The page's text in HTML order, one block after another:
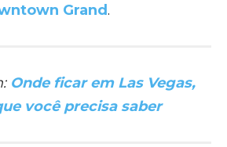
Grand.
Onde ficar em Las Vegas,
você precisa saber